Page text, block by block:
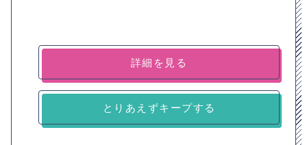
詳細を見る
とりあえずキープする